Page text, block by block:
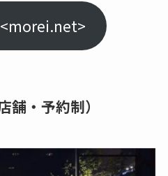
<morei.net>
舗・予約制）